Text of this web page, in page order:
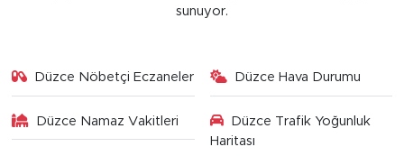
sunuyor.
Düzce Nöbetçi Eczaneler Düzce Hava Durumu
Düzce Namaz Vakitleri
Düzce Trafik Yoğunluk
Haritası